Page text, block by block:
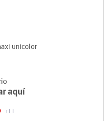
unicolor
aquí
+11